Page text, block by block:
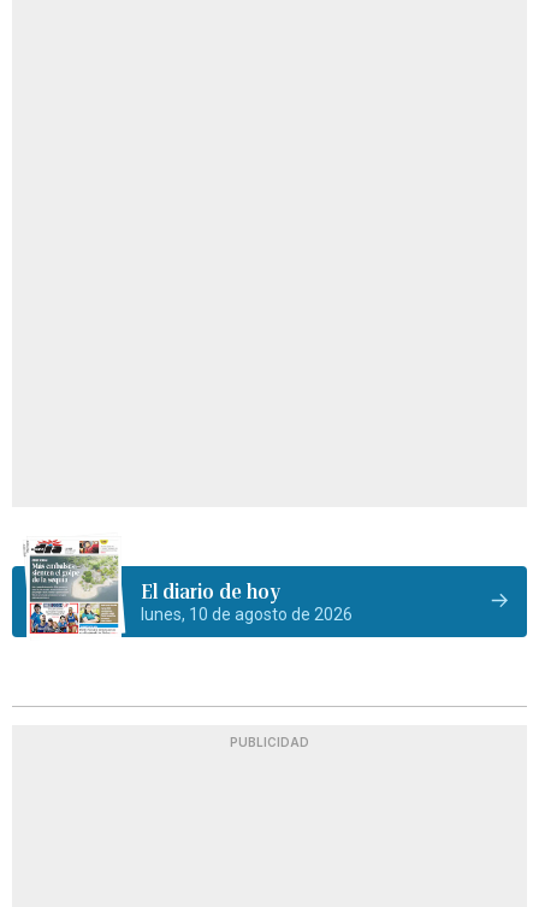
El diario de hoy
lunes, 10 de agosto de 2026
PUBLICIDAD